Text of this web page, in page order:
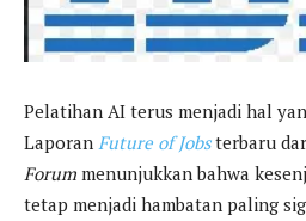
Pelatihan AI terus menjadi hal
Laporan Future of Jobsterbaru
Forum menunjukkan bahwa
tetap menjadi hambatan paling